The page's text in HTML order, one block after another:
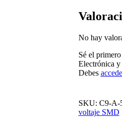
No hay
Sé el
Electrónica
Debes
SKU: C9-A-
voltaje SMD